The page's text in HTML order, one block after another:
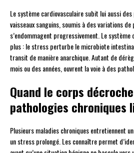
Le système cardiovasculaire subit lui aussi
vaisseaux sanguins, soumis à des variations
s’endommagent progressivement. Le
plus : le stress perturbe le microbiote
transit de manière anarchique. Autant de
mois ou des années, ouvrent la voie à des
Quand le corps
pathologies chroniques
Plusieurs maladies chroniques entretiennent
un stress prolongé. Les connaître permet